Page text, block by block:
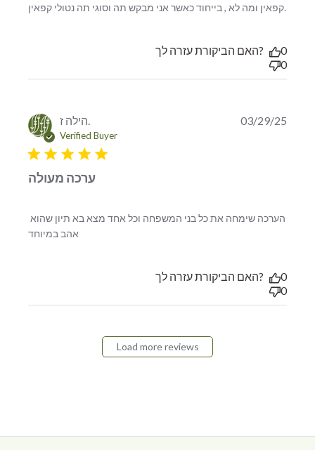
קפאין ומה לא , בייחוד כאשר אני מבקש תה וסוגי תה נטולי קפאין.
האם הביקורת עזרה לך?
0
0
הילה ז.
Verified Buyer
5 star rating
ערכה מעולה
הערכה שימחה את כל בני המשפחה וכל אחד מצא בא תיון שהוא
אהב במיוחד
03/29/25
האם הביקורת עזרה לך?
0
0
Load more reviews